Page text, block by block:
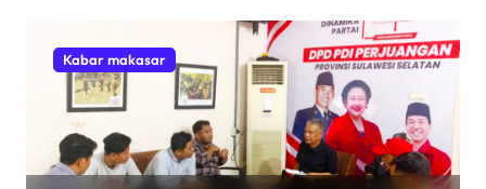
Kabar makasar